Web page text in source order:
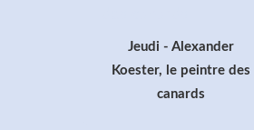
Jeudi - Alexander
Koester, le peintre des
canards